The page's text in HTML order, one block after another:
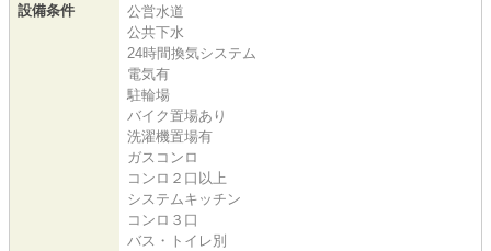
設備条件
公営水道
公共下水
24時間換気システム
電気有
駐輪場
バイク置場あり
洗濯機置場有
ガスコンロ
コンロ２口以上
システムキッチン
コンロ３口
バス・トイレ別